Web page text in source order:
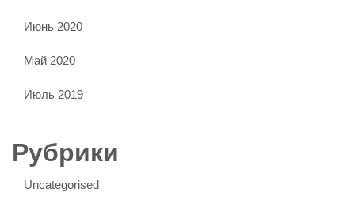
Июнь 2020
Май 2020
Июль 2019
Рубрики
Uncategorised